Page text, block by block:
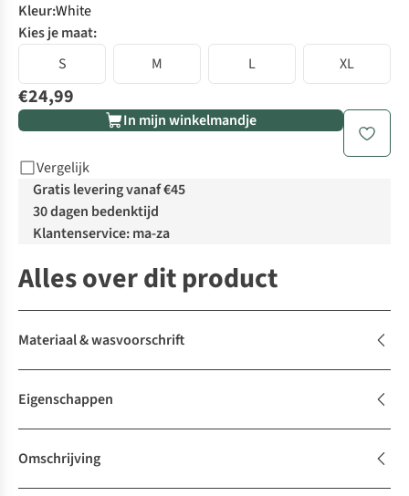
Kleur:White
Kies je maat:
S
M L XL
€24,99
In mijn winkelmandje
Vergelijk
Gratis levering vanaf €45
30 dagen bedenktijd
Klantenservice: ma-za
Alles over dit product
Materiaal & wasvoorschrift
Eigenschappen
Omschrijving